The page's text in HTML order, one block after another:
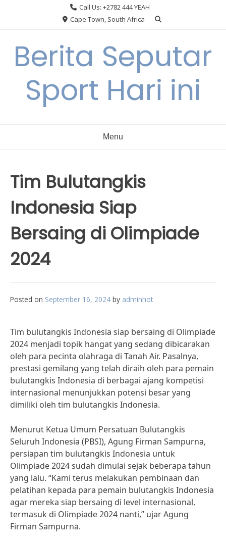
Call Us: +2782 444 YEAH
Cape Town, South Africa
Berita Seputar
Sport Hari ini
Menu
Tim Bulutangkis
Indonesia Siap
Bersaing di Olimpiade
2024
Posted on September 16, 2024 by adminhot
Tim bulutangkis Indonesia siap bersaing di Olimpiade
2024 menjadi topik hangat yang sedang dibicarakan
oleh para pecinta olahraga di Tanah Air. Pasalnya,
prestasi gemilang yang telah diraih oleh para pemain
bulutangkis Indonesia di berbagai ajang kompetisi
internasional menunjukkan potensi besar yang
dimiliki oleh tim bulutangkis Indonesia.
Menurut Ketua Umum Persatuan Bulutangkis
Seluruh Indonesia (PBSI), Agung Firman Sampurna,
persiapan tim bulutangkis Indonesia untuk
Olimpiade 2024 sudah dimulai sejak beberapa tahun
yang lalu. “Kami terus melakukan pembinaan dan
pelatihan kepada para pemain bulutangkis Indonesia
agar mereka siap bersaing di level internasional,
termasuk di Olimpiade 2024 nanti,” ujar Agung
Firman Sampurna.